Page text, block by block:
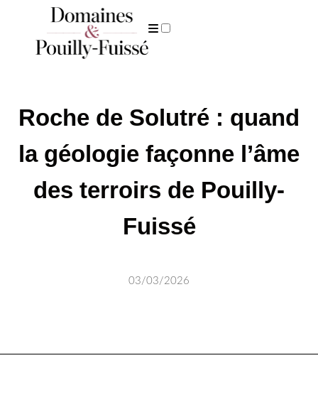
Roche de Solutré : quand
la géologie façonne l’âme
des terroirs de Pouilly-
Fuissé
03/03/2026